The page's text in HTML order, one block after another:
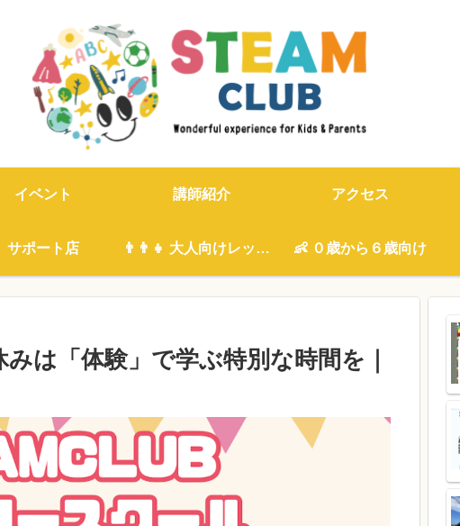
イベント 講師紹介 アクセス
サポート店 👨‍👨‍👧 大人向けレッスン 👶 ０歳から６歳向け
は「体験」で学ぶ特別な時間を｜